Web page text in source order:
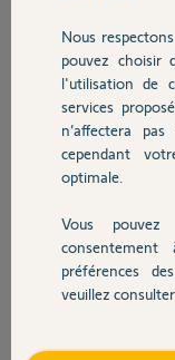
Chauffage
Autres produits
Devis avec un
Contact
adresse de livraison,
champs prenom et
Merci pour votre aide.
Bryan L.
il y a environ 2 ans
Nous
pouvez choisir
l'utilisation de
services
n’affectera
cependant
optimale.
Vous
préférences
veuillez